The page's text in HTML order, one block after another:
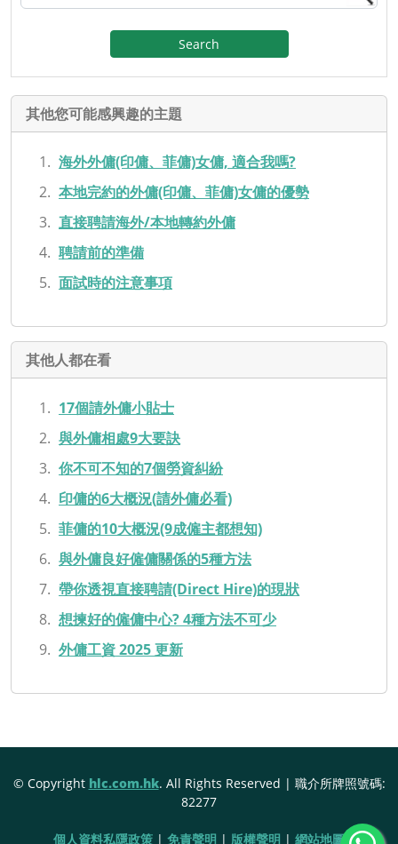
Search
其他您可能感興趣的主題
海外外傭(印傭、菲傭)女傭, 適合我嗎?
本地完約的外傭(印傭、菲傭)女傭的優勢
直接聘請海外/本地轉約外傭
聘請前的準備
面試時的注意事項
其他人都在看
17個請外傭小貼士
與外傭相處9大要訣
你不可不知的7個勞資糾紛
印傭的6大概況(請外傭必看)
菲傭的10大概況(9成僱主都想知)
與外傭良好僱傭關係的5種方法
帶你透視直接聘請(Direct Hire)的現狀
想揀好的僱傭中心? 4種方法不可少
外傭工資 2025 更新
© Copyright hlc.com.hk. All Rights Reserved | 職介所牌照號碼:
82277
個人資料私隱政策 | 免責聲明 | 版權聲明 | 網站地圖